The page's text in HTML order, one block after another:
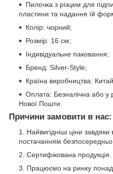
Пилочка з різцем для
пластини та надання їй
Колір: чорний;
Розмір: 16 см;
Індивідуальне паковання;
Бренд: Silver-Style;
Країна виробництва:
Оплата: Безналічна або у
Нової Пошти.
Причини замовити в нас:
Найвигідніші ціни
постачанням безпосередньо
Сертифікована продукція.
Працюємо на ринку понад